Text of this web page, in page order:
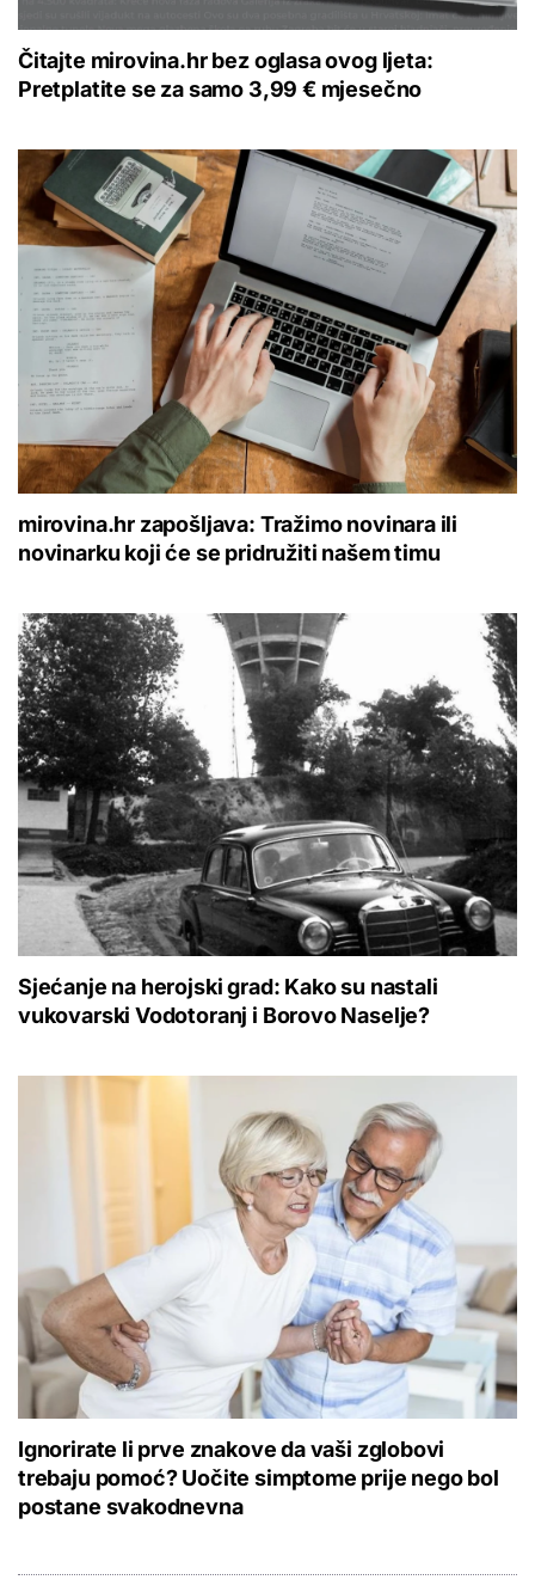
Čitajte mirovina.hr bez oglasa ovog ljeta:
Pretplatite se za samo 3,99 € mjesečno
mirovina.hr zapošljava: Tražimo novinara ili
novinarku koji će se pridružiti našem timu
Sjećanje na herojski grad: Kako su nastali
vukovarski Vodotoranj i Borovo Naselje?
Ignorirate li prve znakove da vaši zglobovi
trebaju pomoć? Uočite simptome prije nego bol
postane svakodnevna